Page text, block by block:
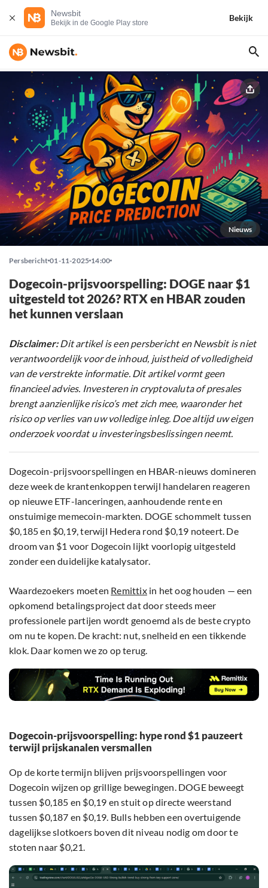
Newsbit
Bekijk in de Google Play store
Bekijk
Nieuws
Persbericht 01-11-2025 14:00
Dogecoin-prijsvoorspelling: DOGE naar $1
uitgesteld tot 2026? RTX en HBAR zouden
het kunnen verslaan
Disclaimer:Dit artikel is een persbericht en Newsbit is niet
verantwoordelijk voor de inhoud, juistheid of volledigheid
van de verstrekte informatie. Dit artikel vormt geen
financieel advies. Investeren in cryptovaluta of presales
brengt aanzienlijke risico’s met zich mee, waaronder het
risico op verlies van uw volledige inleg. Doe altijd uw eigen
onderzoek voordat u investeringsbeslissingen neemt.
Dogecoin-prijsvoorspellingen en HBAR-nieuws domineren
deze week de krantenkoppen terwijl handelaren reageren
op nieuwe ETF-lanceringen, aanhoudende rente en
onstuimige memecoin-markten. DOGE schommelt tussen
$0,185 en $0,19, terwijl Hedera rond $0,19 noteert. De
droom van $1 voor Dogecoin lijkt voorlopig uitgesteld
zonder een duidelijke katalysator.
Waardezoekers moeten Remittixin het oog houden — een
opkomend betalingsproject dat door steeds meer
professionele partijen wordt genoemd als de beste crypto
om nu te kopen. De kracht: nut, snelheid en een tikkende
klok. Daar komen we zo op terug.
Dogecoin-prijsvoorspelling: hype rond $1 pauzeert
terwijl prijskanalen versmallen
Op de korte termijn blijven prijsvoorspellingen voor
Dogecoin wijzen op grillige bewegingen. DOGE beweegt
tussen $0,185 en $0,19 en stuit op directe weerstand
tussen $0,187 en $0,19. Bulls hebben een overtuigende
dagelijkse slotkoers boven dit niveau nodig om door te
stoten naar $0,21.